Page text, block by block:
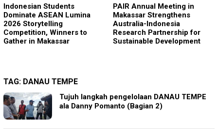
Indonesian Students
Dominate ASEAN Lumina
2026 Storytelling
Competition, Winners to
Gather in Makassar
PAIR Annual Meeting in
Makassar Strengthens
Australia-Indonesia
Research Partnership for
Sustainable Development
TAG: DANAU TEMPE
Tujuh langkah pengelolaan DANAU TEMPE
ala Danny Pomanto (Bagian 2)